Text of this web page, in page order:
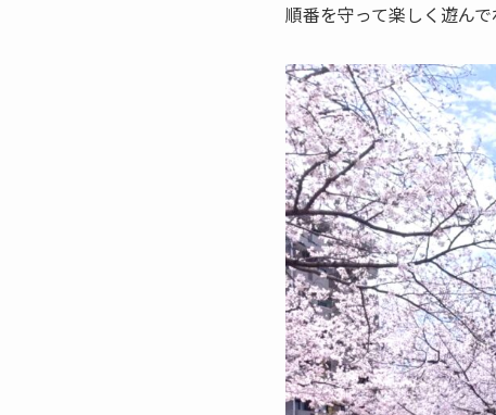
順番を守って楽しく遊ん